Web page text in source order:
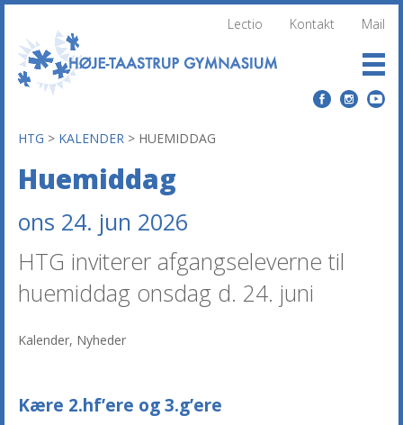
Lectio Kontakt Mail
HTG > KALENDER > HUEMIDDAG
Huemiddag
ons 24. jun 2026
HTG inviterer afgangseleverne til
huemiddag onsdag d. 24. juni
Kalender, Nyheder
Kære 2.hf’ere og 3.g’ere